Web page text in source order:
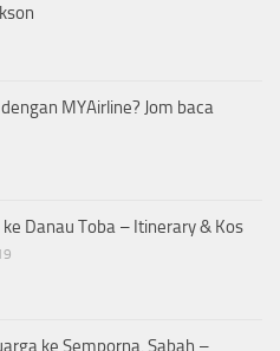
MYAirline? Jom baca
Danau Toba – Itinerary & Kos
ke Semporna, Sabah –